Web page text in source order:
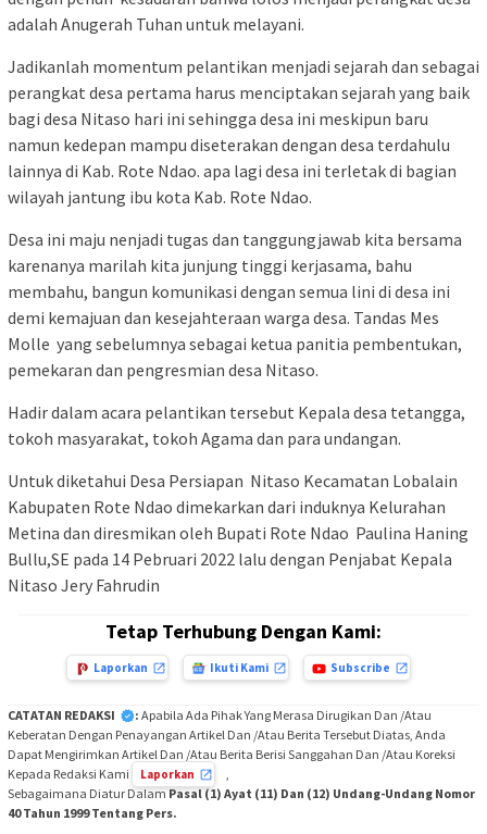
adalah Anugerah Tuhan untuk melayani.
Jadikanlah momentum pelantikan menjadi sejarah dan sebagai
perangkat desa pertama harus menciptakan sejarah yang baik
bagi desa Nitaso hari ini sehingga desa ini meskipun baru
namun kedepan mampu diseterakan dengan desa terdahulu
lainnya di Kab. Rote Ndao. apa lagi desa ini terletak di bagian
wilayah jantung ibu kota Kab. Rote Ndao.
Desa ini maju nenjadi tugas dan tanggungjawab kita bersama
karenanya marilah kita junjung tinggi kerjasama, bahu
membahu, bangun komunikasi dengan semua lini di desa ini
demi kemajuan dan kesejahteraan warga desa. Tandas Mes
Molle yang sebelumnya sebagai ketua panitia pembentukan,
pemekaran dan pengresmian desa Nitaso.
Hadir dalam acara pelantikan tersebut Kepala desa tetangga,
tokoh masyarakat, tokoh Agama dan para undangan.
Untuk diketahui Desa Persiapan Nitaso Kecamatan Lobalain
Kabupaten Rote Ndao dimekarkan dari induknya Kelurahan
Metina dan diresmikan oleh Bupati Rote Ndao Paulina Haning
Bullu,SE pada 14 Pebruari 2022 lalu dengan Penjabat Kepala
Nitaso Jery Fahrudin
Tetap Terhubung Dengan Kami:
Laporkan Ikuti Kami Subscribe
CATATAN REDAKSI : Apabila Ada Pihak Yang Merasa Dirugikan Dan /Atau
Keberatan Dengan Penayangan Artikel Dan /Atau Berita Tersebut Diatas, Anda
Dapat Mengirimkan Artikel Dan /Atau Berita Berisi Sanggahan Dan /Atau Koreksi
Kepada Redaksi Kami
Laporkan
,
Sebagaimana Diatur DalamPasal (1) Ayat (11) Dan (12) Undang-Undang Nomor
40 Tahun 1999 Tentang Pers.